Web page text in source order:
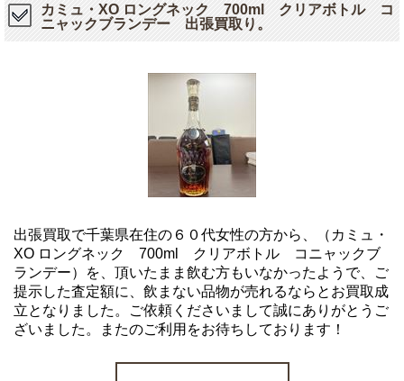
カミュ・XO ロングネック 700ml クリアボトル コ
ニャックブランデー 出張買取り。
出張買取で千葉県在住の６０代女性の方から、（カミュ・
XO ロングネック 700ml クリアボトル コニャックブ
ランデー）を、頂いたまま飲む方もいなかったようで、ご
提示した査定額に、飲まない品物が売れるならとお買取成
立となりました。ご依頼くださいまして誠にありがとうご
ざいました。またのご利用をお待ちしております！